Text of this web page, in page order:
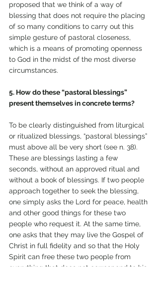
proposed that we think of a way of
blessing that does not require the placing
of so many conditions to carry out this
simple gesture of pastoral closeness,
which is a means of promoting openness
to God in the midst of the most diverse
circumstances.
5. How do these “pastoral blessings”
present themselves in concrete terms?
To be clearly distinguished from liturgical
or ritualized blessings, “pastoral blessings”
must above all be very short (see n. 38).
These are blessings lasting a few
seconds, without an approved ritual and
without a book of blessings. If two people
approach together to seek the blessing,
one simply asks the Lord for peace, health
and other good things for these two
people who request it. At the same time,
one asks that they may live the Gospel of
Christ in full fidelity and so that the Holy
Spirit can free these two people from
everything that does not correspond to his